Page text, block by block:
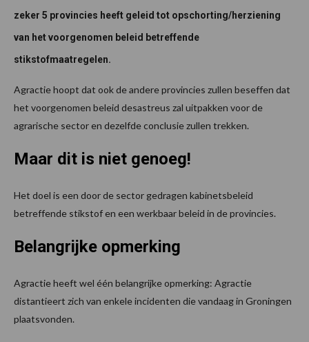
zeker 5 provincies heeft geleid tot opschorting/herziening
van het voorgenomen beleid betreffende
stikstofmaatregelen.
Agractie hoopt dat ook de andere provincies zullen beseffen dat
het voorgenomen beleid desastreus zal uitpakken voor de
agrarische sector en dezelfde conclusie zullen trekken.
Maar dit is niet genoeg!
Het doel is een door de sector gedragen kabinetsbeleid
betreffende stikstof en een werkbaar beleid in de provincies.
Belangrijke opmerking
Agractie heeft wel één belangrijke opmerking: Agractie
distantieert zich van enkele incidenten die vandaag in Groningen
plaatsvonden.